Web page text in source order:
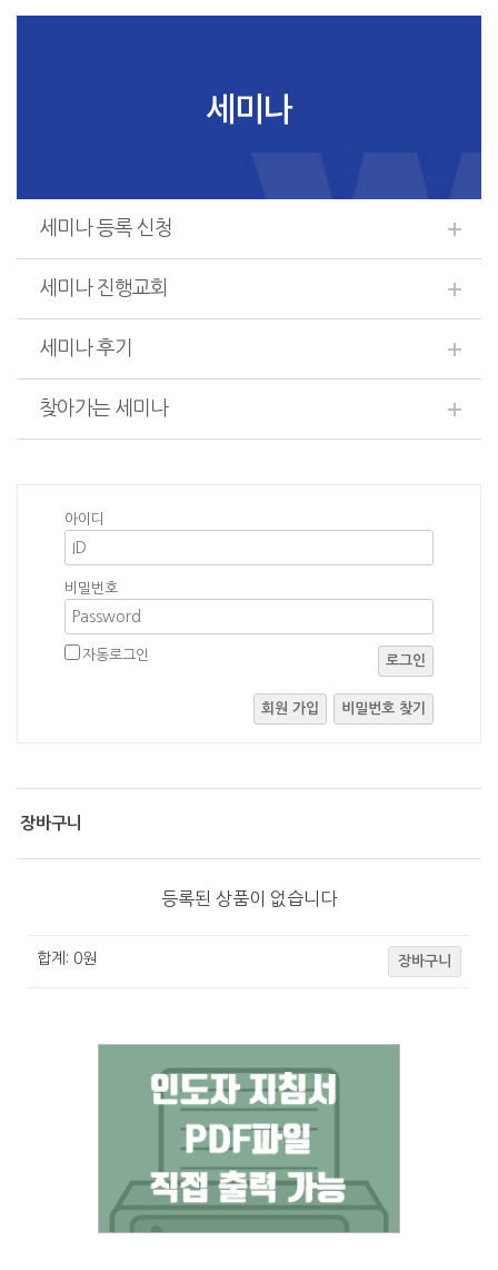
세미나
세미나 등록 신청
세미나 진행교회
세미나 후기
찾아가는 세미나
아이디
비밀번호
자동로그인 로그인
회원 가입 비밀번호 찾기
장바구니
등록된 상품이 없습니다
합계: 0원 장바구니